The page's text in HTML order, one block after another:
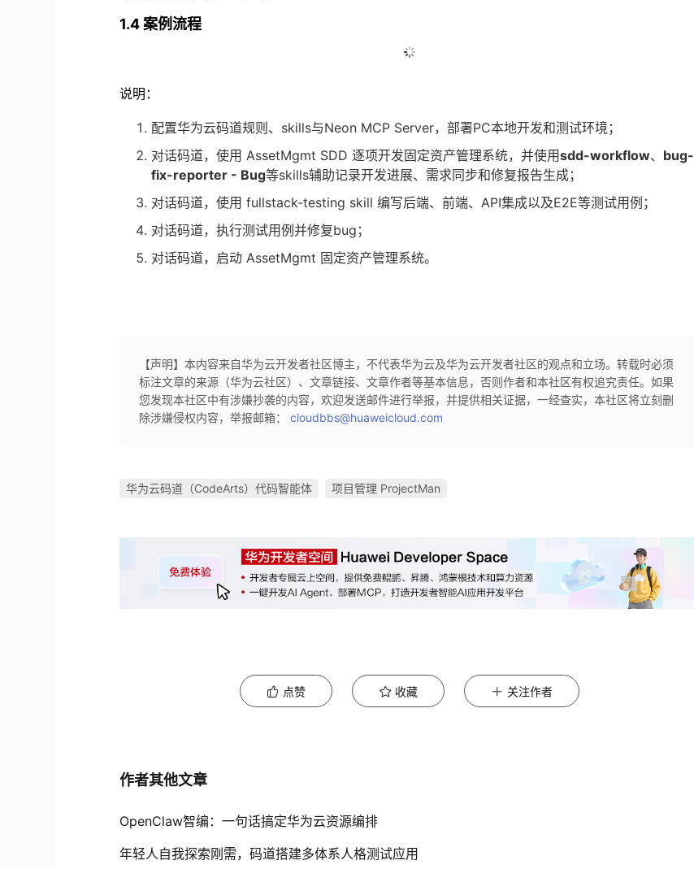
1.4 案例流程
说明：
配置华为云码道规则、skills与Neon MCP Server，部署PC本地开发和测试环境；
对话码道，使用 AssetMgmt SDD 逐项开发固定资产管理系统，并使用sdd-workflow、 bug-
fix-reporter - Bug等skills辅助记录开发进展、需求同步和修复报告生成；
对话码道，使用 fullstack-testing skill 编写后端、前端、API集成以及E2E等测试用例；
对话码道，执行测试用例并修复bug；
对话码道，启动 AssetMgmt 固定资产管理系统。
【声明】本内容来自华为云开发者社区博主，不代表华为云及华为云开发者社区的观点和立场。转载时必须
标注文章的来源（华为云社区）、文章链接、文章作者等基本信息，否则作者和本社区有权追究责任。如果
您发现本社区中有涉嫌抄袭的内容，欢迎发送邮件进行举报，并提供相关证据，一经查实，本社区将立刻删
除涉嫌侵权内容，举报邮箱：cloudbbs@huaweicloud.com
华为云码道（CodeArts）代码智能体 项目管理 ProjectMan
点赞 收藏 关注作者
作者其他文章
OpenClaw智编：一句话搞定华为云资源编排
年轻人自我探索刚需，码道搭建多体系人格测试应用